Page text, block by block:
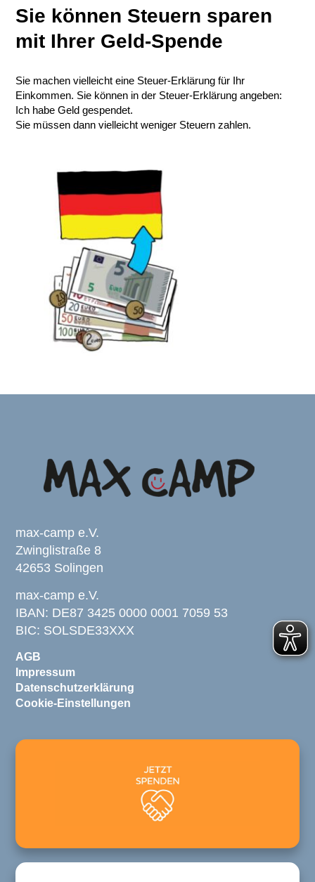
Sie können Steuern sparen
mit Ihrer Geld-Spende
Sie machen vielleicht eine Steuer-Erklärung für Ihr
Einkommen. Sie können in der Steuer-Erklärung angeben:
Ich habe Geld gespendet.
Sie müssen dann vielleicht weniger Steuern zahlen.
max-camp e.V.
Zwinglistraße 8
42653 Solingen
max-camp e.V.
IBAN: DE87 3425 0000 0001 7059 53
BIC: SOLSDE33XXX
AGB
Impressum
Datenschutzerklärung
Cookie-Einstellungen